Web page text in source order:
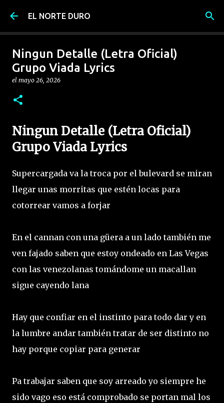
Ir al contenido principal
EL NORTE DURO
Ningun Detalle (Letra Oficial)
Grupo Viada Lyrics
el mayo 26, 2026
Ningun Detalle (Letra Oficial)
Grupo Viada Lyrics
Supercargada va la troca por el bulevard se miran
llegar unas morritas que estén locas para
cotorrear vamos a forjar
En el cannan con una güera a un lado también me
ven fajado saben que estoy ondeado en Las Vegas
con las venezolanas tomándome un macallan
sigue cayendo lana
Hay que confiar en el instinto para todo dar y en
la lumbre andar también tratar de ser distinto no
hay porque copiar para generar
Pa trabajar saben que soy arreado yo siempre he
sido vago eso está comprobado se portan mal los